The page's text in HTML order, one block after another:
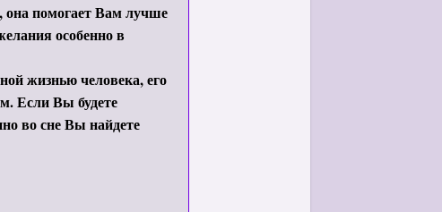
она помогает Вам лучше
особенно в
жизнью человека, его
Если Вы будете
во сне Вы найдете